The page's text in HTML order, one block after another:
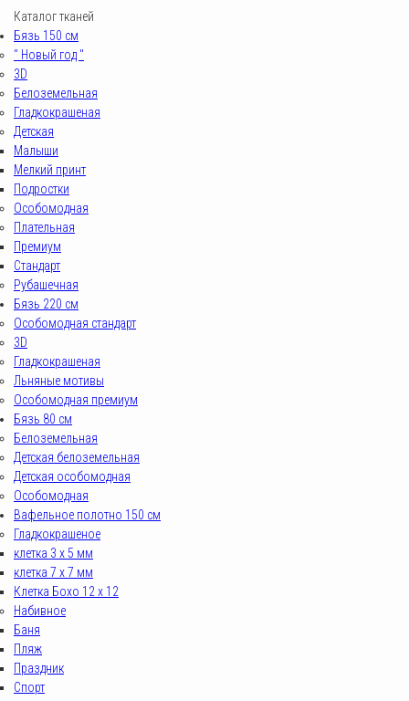
Каталог тканей
Бязь 150 см
" Новый год "
3D
Белоземельная
Гладкокрашеная
Детская
Малыши
Мелкий принт
Подростки
Особомодная
Плательная
Премиум
Стандарт
Рубашечная
Бязь 220 см
Особомодная стандарт
3D
Гладкокрашеная
Льняные мотивы
Особомодная премиум
Бязь 80 см
Белоземельная
Детская белоземельная
Детская особомодная
Особомодная
Вафельное полотно 150 см
Гладкокрашеное
клетка 3 х 5 мм
клетка 7 х 7 мм
Клетка Бохо 12 x 12
Набивное
Баня
Пляж
Праздник
Спорт